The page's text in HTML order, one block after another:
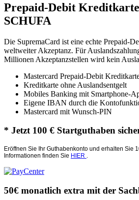
Prepaid-Debit
SCHUFA
Die SupremaCard ist eine echte Prepaid-
weltweiter Akzeptanz. Für
Millionen Akzeptanzstellen wird kein
Mastercard Prepaid-Debit
Kreditkarte ohne Auslandsentgelt
Mobiles Banking mit Smartphone-
Eigene IBAN durch die
Mastercard mit Wunsch-PIN
* Jetzt 100 € Startguthaben
Eröffnen Sie Ihr Guthabenkonto und erhalten Sie
Informationen finden Sie HIER .
50€ monatlich extra mit der